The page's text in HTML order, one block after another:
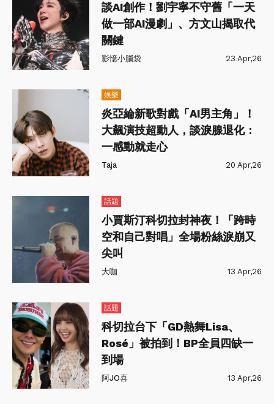
談AI創作！劉宇寧不守舊「一天
做一部AI漫劇」、方文山揭取代
關鍵
影憶小腦袋 23 Apr,26
娛樂
炎亞綸新歌對戲「AI男主角」！
大飆演技超動人，談淚腺退化：
一感動就走心
Taja 20 Apr,26
話題
小賈斯汀科切拉封神夜！「跨時
空和自己對唱」全場粉絲淚崩又
尖叫
大咖 13 Apr,26
話題
科切拉台下「GD熱舞Lisa、
Rosé」被拍到！BP全員四缺一
到場
阿JO喜 13 Apr,26